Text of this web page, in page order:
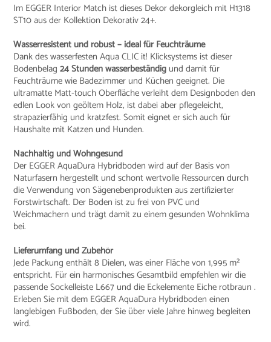
Im EGGER Interior Match ist dieses Dekor dekorgleich mit H1318
ST10 aus der Kollektion Dekorativ 24+.
Wasserresistent und robust – ideal für Feuchträume
Dank des wasserfesten Aqua CLIC it! Klicksystems ist dieser
Bodenbelag24 Stunden wasserbeständig und damit für
Feuchträume wie Badezimmer und Küchen geeignet. Die
ultramatte Matt-touch Oberfläche verleiht dem Designboden den
edlen Look von geöltem Holz, ist dabei aber pflegeleicht,
strapazierfähig und kratzfest. Somit eignet er sich auch für
Haushalte mit Katzen und Hunden.
Nachhaltig und Wohngesund
Der EGGER AquaDura Hybridboden wird auf der Basis von
Naturfasern hergestellt und schont wertvolle Ressourcen durch
die Verwendung von Sägenebenprodukten aus zertifizierter
Forstwirtschaft. Der Boden ist zu frei von PVC und
Weichmachern und trägt damit zu einem gesunden Wohnklima
bei.
Lieferumfang und Zubehör
Jede Packung enthält 8 Dielen, was einer Fläche von 1,995 m²
entspricht. Für ein harmonisches Gesamtbild empfehlen wir die
passende Sockelleiste L667 und die Eckelemente Eiche rotbraun .
Erleben Sie mit dem EGGER AquaDura Hybridboden einen
langlebigen Fußboden, der Sie über viele Jahre hinweg begleiten
wird.